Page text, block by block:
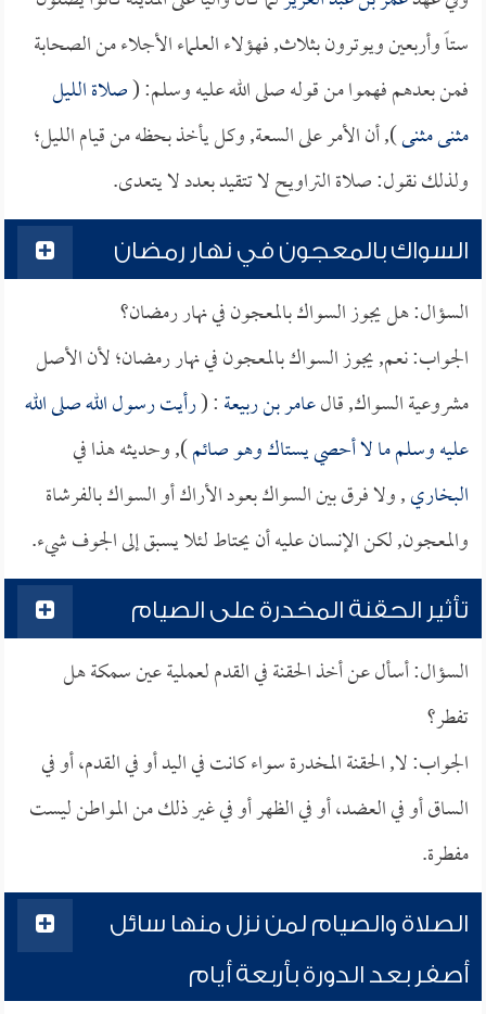
ستاً وأربعين ويوترون بثلاث, فهؤلاء العلماء الأجلاء من الصحابة
فمن بعدهم فهموا من قوله صلى الله عليه وسلم: (صلاة الليل
مثنى مثنى), أن الأمر على السعة, وكل يأخذ بحظه من قيام الليل؛
ولذلك نقول: صلاة التراويح لا تتقيد بعدد لا يتعدى.
السواك بالمعجون في نهار رمضان
السؤال: هل يجوز السواك بالمعجون في نهار رمضان؟
الجواب: نعم, يجوز السواك بالمعجون في نهار رمضان؛ لأن الأصل
مشروعية السواك, قالعامر بن ربيعة: (رأيت رسول الله صلى الله
عليه وسلم ما لا أحصي يستاك وهو صائم), وحديثه هذا في
البخاري, ولا فرق بين السواك بعود الأراك أو السواك بالفرشاة
والمعجون, لكن الإنسان عليه أن يحتاط لئلا يسبق إلى الجوف شيء.
تأثير الحقنة المخدرة على الصيام
السؤال: أسأل عن أخذ الحقنة في القدم لعملية عين سمكة هل
تفطر؟
الجواب: لا, الحقنة المخدرة سواء كانت في اليد أو في القدم، أو في
الساق أو في العضد، أو في الظهر أو في غير ذلك من المواطن ليست
مفطرة.
الصلاة والصيام لمن نزل منها سائل
أصفر بعد الدورة بأربعة أيام